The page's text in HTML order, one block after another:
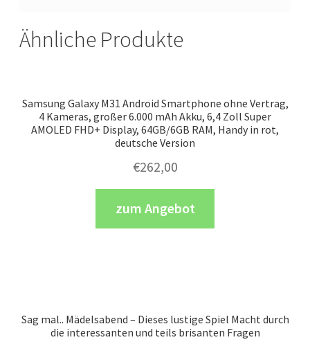
Ähnliche Produkte
Samsung Galaxy M31 Android Smartphone ohne Vertrag,
4 Kameras, großer 6.000 mAh Akku, 6,4 Zoll Super
AMOLED FHD+ Display, 64GB/6GB RAM, Handy in rot,
deutsche Version
€262,00
zum Angebot
Sag mal.. Mädelsabend – Dieses lustige Spiel Macht durch
die interessanten und teils brisanten Fragen